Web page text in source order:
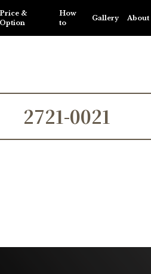
Price &
Option
How
to
Gallery About
2721-0021